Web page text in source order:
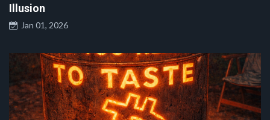
Illusion
Jan 01, 2026